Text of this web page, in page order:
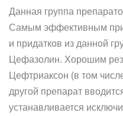
Данная группа
Самым эффективным при
и придатков из данной
Цефазолин. Хорошим
Цефтриаксон (в том
другой препарат
устанавливается